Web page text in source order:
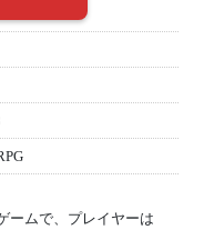
ームで、プレイヤーは